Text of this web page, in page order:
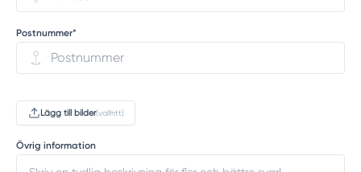
Postnummer*
Lägg till bilder(valfritt)
Övrig information